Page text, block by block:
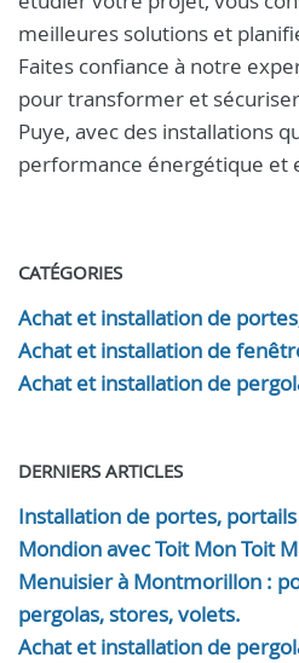
meilleures solutions et
Faites confiance à notre
pour transformer et
Puye, avec des installations
performance énergétique et
CATÉGORIES
Achat et installation de
Achat et installation de
Achat et installation de
DERNIERS ARTICLES
Installation de portes,
Mondion avec Toit Mon Toit
Menuisier à Montmorillon :
pergolas, stores, volets.
Achat et installation de